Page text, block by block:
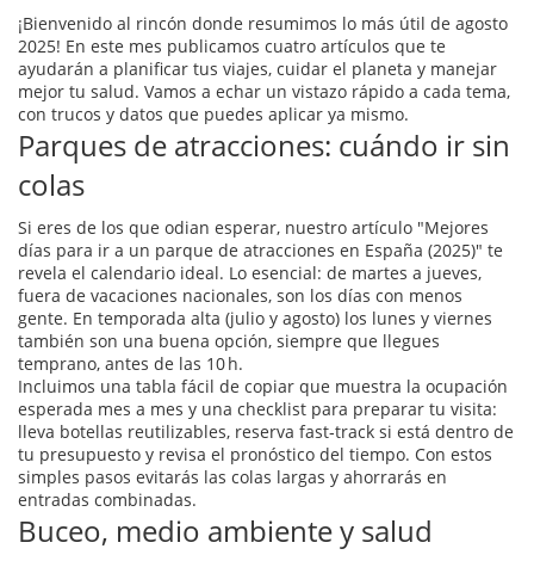
¡Bienvenido al rincón donde resumimos lo más útil de agosto
2025! En este mes publicamos cuatro artículos que te
ayudarán a planificar tus viajes, cuidar el planeta y manejar
mejor tu salud. Vamos a echar un vistazo rápido a cada tema,
con trucos y datos que puedes aplicar ya mismo.
Parques de atracciones: cuándo ir sin
colas
Si eres de los que odian esperar, nuestro artículo "Mejores
días para ir a un parque de atracciones en España (2025)" te
revela el calendario ideal. Lo esencial: de martes a jueves,
fuera de vacaciones nacionales, son los días con menos
gente. En temporada alta (julio y agosto) los lunes y viernes
también son una buena opción, siempre que llegues
temprano, antes de las 10 h.
Incluimos una tabla fácil de copiar que muestra la ocupación
esperada mes a mes y una checklist para preparar tu visita:
lleva botellas reutilizables, reserva fast‑track si está dentro de
tu presupuesto y revisa el pronóstico del tiempo. Con estos
simples pasos evitarás las colas largas y ahorrarás en
entradas combinadas.
Buceo, medio ambiente y salud